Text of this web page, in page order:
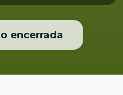
encerrada